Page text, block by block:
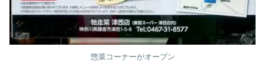
惣菜コーナーがオープン